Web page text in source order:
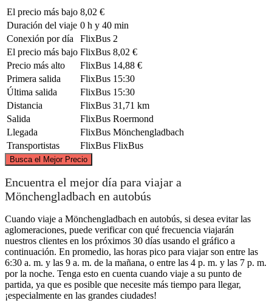
El precio más bajo 8,02 €
Duración del viaje 0 h y 40 min
Conexión por día
FlixBus 2
El precio más bajo FlixBus 8,02 €
Precio más alto
FlixBus 14,88 €
Primera salida
FlixBus 15:30
Última salida
FlixBus 15:30
Distancia
FlixBus 31,71 km
Salida
FlixBus Roermond
Llegada
FlixBus Mönchengladbach
Transportistas
FlixBus FlixBus
Busca el Mejor Precio
Roermond
Mönchengladbach
©
Encuentra el mejor día para viajar a
Mönchengladbach en autobús
Cuando viaje a Mönchengladbach en autobús, si desea evitar las
aglomeraciones, puede verificar con qué frecuencia viajarán
nuestros clientes en los próximos 30 días usando el gráfico a
continuación. En promedio, las horas pico para viajar son entre las
6:30 a. m. y las 9 a. m. de la mañana, o entre las 4 p. m. y las 7 p. m.
por la noche. Tenga esto en cuenta cuando viaje a su punto de
partida, ya que es posible que necesite más tiempo para llegar,
¡especialmente en las grandes ciudades!